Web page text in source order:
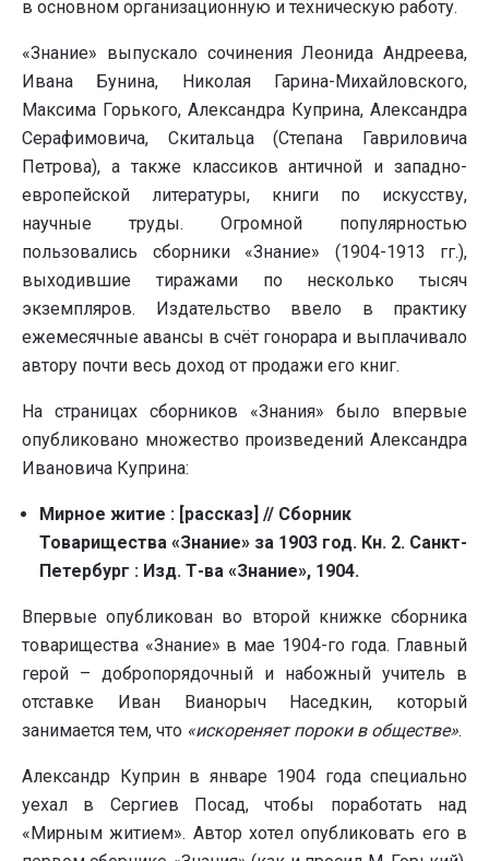
в основном организационную и техническую работу.
«Знание» выпускало сочинения Леонида Андреева,
Ивана Бунина, Николая Гарина-Михайловского,
Максима Горького, Александра Куприна, Александра
Серафимовича, Скитальца (Степана Гавриловича
Петрова), а также классиков античной и западно-
европейской литературы, книги по искусству,
научные труды. Огромной популярностью
пользовались сборники «Знание» (1904-1913 гг.),
выходившие тиражами по несколько тысяч
экземпляров. Издательство ввело в практику
ежемесячные авансы в счёт гонорара и выплачивало
автору почти весь доход от продажи его книг.
На страницах сборников «Знания» было впервые
опубликовано множество произведений Александра
Ивановича Куприна:
Мирное житие : [рассказ] // Сборник
Товарищества «Знание» за 1903 год. Кн. 2. Санкт-
Петербург : Изд. Т-ва «Знание», 1904.
Впервые опубликован во второй книжке сборника
товарищества «Знание» в мае 1904-го года. Главный
герой – добропорядочный и набожный учитель в
отставке Иван Вианорыч Наседкин, который
занимается тем, что «искореняет пороки в обществе».
Александр Куприн в январе 1904 года специально
уехал в Сергиев Посад, чтобы поработать над
«Мирным житием». Автор хотел опубликовать его в